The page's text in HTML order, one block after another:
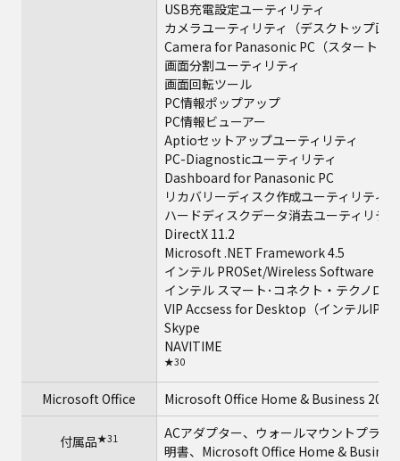
USB充電設定ユーティリティ
カメラユーティリティ（デスクトップ画
Camera for Panasonic PC（スタート画
画面分割ユーティリティ
画面回転ツール
PC情報ポップアップ
PC情報ビューアー
Aptioセットアップユーティリティ
PC-Diagnosticユーティリティ
Dashboard for Panasonic PC
リカバリーディスク作成ユーティリティ
ハードディスクデータ消去ユーティリティ
DirectX 11.2
Microsoft .NET Framework 4.5
インテル PROSet/Wireless Software
インテル スマート･コネクト・テクノロ
VIP Accsess for Desktop（インテルIPT
Skype
NAVITIME
★30
Microsoft Office Microsoft Office Home & Business 2013
付属品★31
ACアダプター、ウォールマウントプラ
明書、Microsoft Office Home &